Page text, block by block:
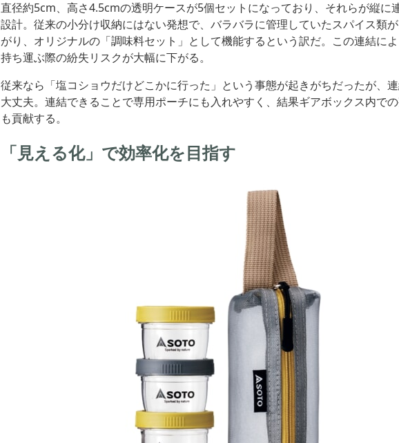
直径約5cm、高さ4.5cmの透明ケースが5個セットになっており、それらが縦に
設計。従来の小分け収納にはない発想で、バラバラに管理していたスパイス類
がり、オリジナルの「調味料セット」として機能するという訳だ。この連結に
持ち運ぶ際の紛失リスクが大幅に下がる。
従来なら「塩コショウだけどこかに行った」という事態が起きがちだったが、
大丈夫。連結できることで専用ポーチにも入れやすく、結果ギアボックス内で
も貢献する。
「見える化」で効率化を目指す